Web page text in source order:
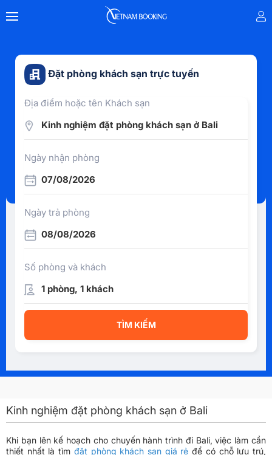
Đặt phòng khách sạn trực tuyến
Địa điểm hoặc tên Khách sạn
Kinh nghiệm đặt phòng khách sạn ở Bali
Ngày nhận phòng
07/08/2026
Ngày trả phòng
08/08/2026
Số phòng và khách
1 phòng, 1 khách
TÌM KIẾM
Kinh nghiệm đặt phòng khách sạn ở Bali
Khi bạn lên kế hoạch cho chuyến hành trình đi Bali, việc làm cần
thiết nhất là tìm đặt phòng khách sạn giá rẻ để có chỗ lưu trú,